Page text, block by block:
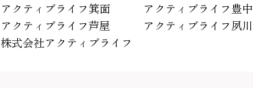
アクティブライフ箕面 アクティブライフ豊中
アクティブライフ芦屋
アクティブライフ夙川
株式会社アクティブライフ